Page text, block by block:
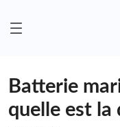
Batterie
quelle est la